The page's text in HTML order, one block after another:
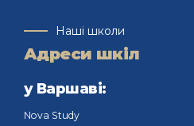
Наші школи
Адреси шкіл
у Варшаві:
Nova Study